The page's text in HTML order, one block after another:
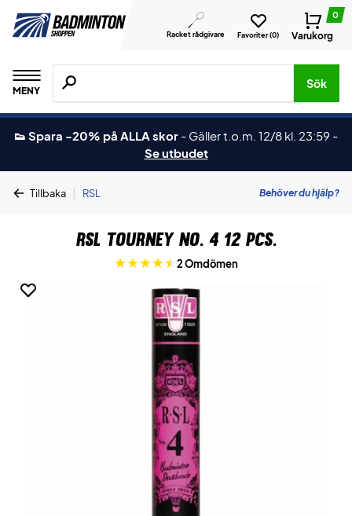
Racket rådgivare Favoriter (0)
0
Varukorg
MENY
Sök efter produkter, märken osv.
Sök
👟 Spara -20% på ALLA skor - Gäller t.o.m. 12/8 kl. 23:59 -
Se utbudet
Tillbaka | RSL Behöver du hjälp?
RSL Tourney No. 4 12 pcs.
2 Omdömen